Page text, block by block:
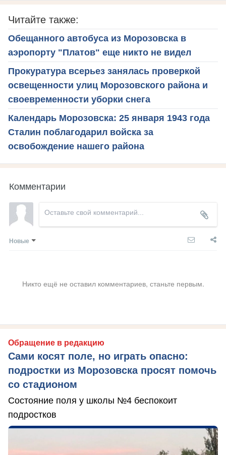
Читайте также:
Обещанного автобуса из Морозовска в
аэропорту "Платов" еще никто не видел
Прокуратура всерьез занялась проверкой
освещенности улиц Морозовского района и
своевременности уборки снега
Календарь Морозовска: 25 января 1943 года
Сталин поблагодарил войска за
освобождение нашего района
Комментарии
Новые
Никто ещё не оставил комментариев, станьте первым.
Обращение в редакцию
Сами косят поле, но играть опасно:
подростки из Морозовска просят помочь
со стадионом
Состояние поля у школы №4 беспокоит
подростков